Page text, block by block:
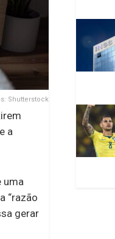
Shutterstock
a
uma
“razão
gerar